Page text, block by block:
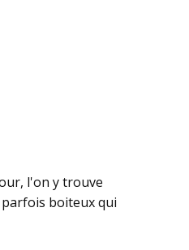
l'on y trouve
boiteux qui